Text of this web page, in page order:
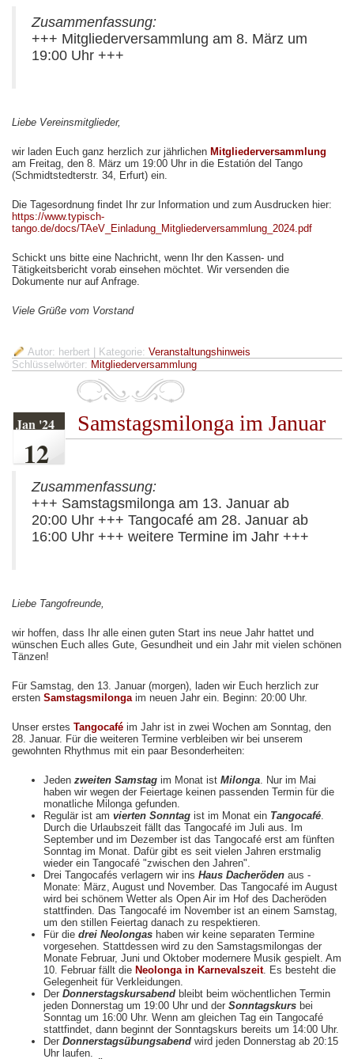
Zusammenfassung:
+++ Mitgliederversammlung am 8. März um
19:00 Uhr +++
Liebe Vereinsmitglieder,
wir laden Euch ganz herzlich zur jährlichen Mitgliederversammlung
am Freitag, den 8. März um 19:00 Uhr in die Estatión del Tango
(Schmidtstedterstr. 34, Erfurt) ein.
Die Tagesordnung findet Ihr zur Information und zum Ausdrucken hier:
https://www.typisch-
tango.de/docs/TAeV_Einladung_Mitgliederversammlung_2024.pdf
Schickt uns bitte eine Nachricht, wenn Ihr den Kassen- und
Tätigkeitsbericht vorab einsehen möchtet. Wir versenden die
Dokumente nur auf Anfrage.
Viele Grüße vom Vorstand
Autor: herbert | Kategorie: Veranstaltungshinweis
Schlüsselwörter: Mitgliederversammlung
Jan '24
12
Samstagsmilonga im Januar
Zusammenfassung:
+++ Samstagsmilonga am 13. Januar ab
20:00 Uhr +++ Tangocafé am 28. Januar ab
16:00 Uhr +++ weitere Termine im Jahr +++
Liebe Tangofreunde,
wir hoffen, dass Ihr alle einen guten Start ins neue Jahr hattet und
wünschen Euch alles Gute, Gesundheit und ein Jahr mit vielen schönen
Tänzen!
Für Samstag, den 13. Januar (morgen), laden wir Euch herzlich zur
ersten Samstagsmilongaim neuen Jahr ein. Beginn: 20:00 Uhr.
Unser erstes Tangocafé im Jahr ist in zwei Wochen am Sonntag, den
28. Januar. Für die weiteren Termine verbleiben wir bei unserem
gewohnten Rhythmus mit ein paar Besonderheiten:
Jeden zweiten Samstag im Monat ist Milonga. Nur im Mai
haben wir wegen der Feiertage keinen passenden Termin für die
monatliche Milonga gefunden.
Regulär ist am vierten Sonntag ist im Monat ein Tangocafé.
Durch die Urlaubszeit fällt das Tangocafé im Juli aus. Im
September und im Dezember ist das Tangocafé erst am fünften
Sonntag im Monat. Dafür gibt es seit vielen Jahren erstmalig
wieder ein Tangocafé "zwischen den Jahren".
Drei Tangocafés verlagern wir ins Haus Dacheröden aus -
Monate: März, August und November. Das Tangocafé im August
wird bei schönem Wetter als Open Air im Hof des Dacheröden
stattfinden. Das Tangocafé im November ist an einem Samstag,
um den stillen Feiertag danach zu respektieren.
Für die drei Neolongas haben wir keine separaten Termine
vorgesehen. Stattdessen wird zu den Samstagsmilongas der
Monate Februar, Juni und Oktober modernere Musik gespielt. Am
10. Februar fällt die Neolonga in Karnevalszeit. Es besteht die
Gelegenheit für Verkleidungen.
Der Donnerstagskursabend bleibt beim wöchentlichen Termin
jeden Donnerstag um 19:00 Uhr und der Sonntagskurs bei
Sonntag um 16:00 Uhr. Wenn am gleichen Tag ein Tangocafé
stattfindet, dann beginnt der Sonntagskurs bereits um 14:00 Uhr.
Der Donnerstagsübungsabend wird jeden Donnerstag ab 20:15
Uhr laufen.